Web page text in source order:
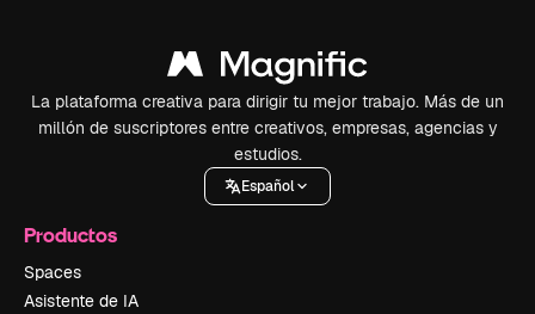
La plataforma creativa para dirigir tu mejor trabajo. Más de un
millón de suscriptores entre creativos, empresas, agencias y
estudios.
Español
Productos
Spaces
Asistente de IA